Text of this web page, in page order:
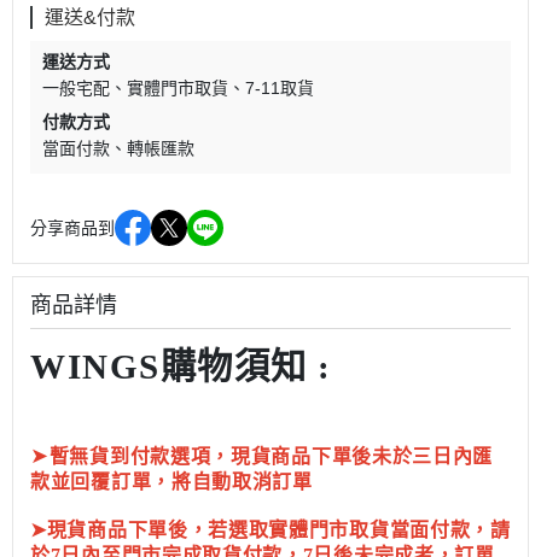
運送&付款
運送方式
一般宅配
實體門市取貨
7-11取貨
付款方式
當面付款
轉帳匯款
分享商品到
商品詳情
WINGS購物須知 :
➤暫無貨到付款選項，現貨商品下單後未於三日內匯
款並回覆訂單，將自動取消訂單
➤現貨商品下單後，若選取實體門市取貨當面付款，請